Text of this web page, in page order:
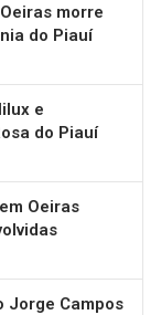
morre
do Piauí
e
do Piauí
Oeiras
Jorge Campos